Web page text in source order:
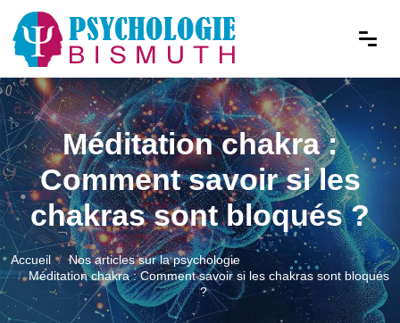
Méditation chakra :
Comment savoir si les
chakras sont bloqués ?
Accueil
Nos articles sur la psychologie
Méditation chakra : Comment savoir si les chakras sont bloqués
?